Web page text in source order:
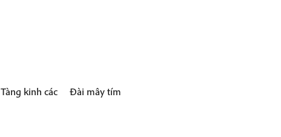
Tàng kinh các Đài mây tím